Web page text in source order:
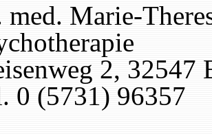
med. Marie-
2, 32547
0 (5731) 96357